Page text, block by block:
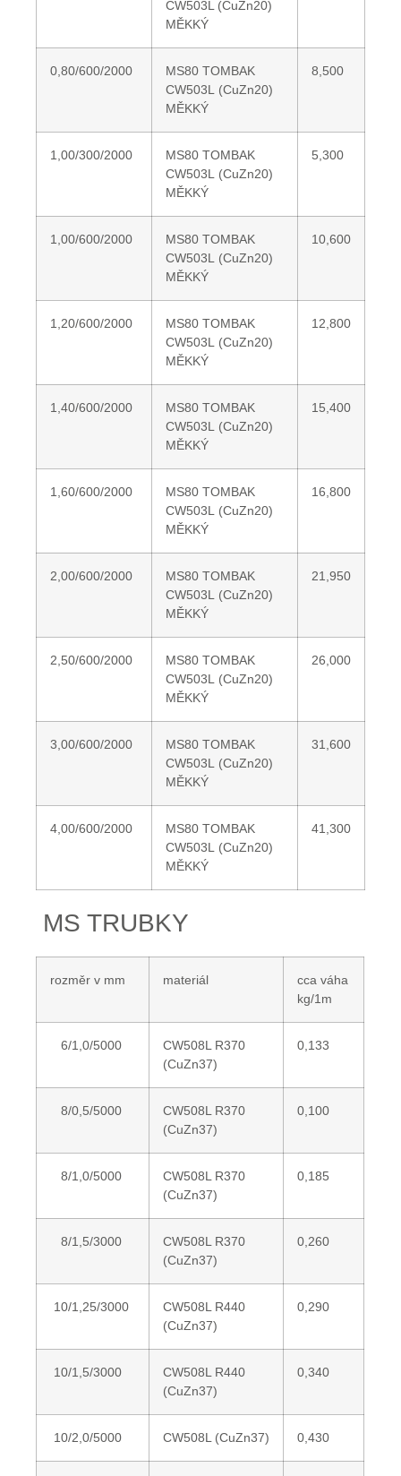
CW503L (CuZn20)
MĚKKÝ
0,80/600/2000
MS80 TOMBAK
CW503L (CuZn20)
MĚKKÝ
8,500
1,00/300/2000
MS80 TOMBAK
CW503L (CuZn20)
MĚKKÝ
5,300
1,00/600/2000
MS80 TOMBAK
CW503L (CuZn20)
MĚKKÝ
10,600
1,20/600/2000
MS80 TOMBAK
CW503L (CuZn20)
MĚKKÝ
12,800
1,40/600/2000
MS80 TOMBAK
CW503L (CuZn20)
MĚKKÝ
15,400
1,60/600/2000
MS80 TOMBAK
CW503L (CuZn20)
MĚKKÝ
16,800
2,00/600/2000
MS80 TOMBAK
CW503L (CuZn20)
MĚKKÝ
21,950
2,50/600/2000
MS80 TOMBAK
CW503L (CuZn20)
MĚKKÝ
26,000
3,00/600/2000
MS80 TOMBAK
CW503L (CuZn20)
MĚKKÝ
31,600
4,00/600/2000
MS80 TOMBAK
CW503L (CuZn20)
MĚKKÝ
41,300
MS TRUBKY
rozměr v mm materiál
cca váha
kg/1m
6/1,0/5000
CW508L R370
(CuZn37)
0,133
8/0,5/5000
CW508L R370
(CuZn37)
0,100
8/1,0/5000
CW508L R370
(CuZn37)
0,185
8/1,5/3000
CW508L R370
(CuZn37)
0,260
10/1,25/3000
CW508L R440
(CuZn37)
0,290
10/1,5/3000
CW508L R440
(CuZn37)
0,340
10/2,0/5000 CW508L (CuZn37) 0,430